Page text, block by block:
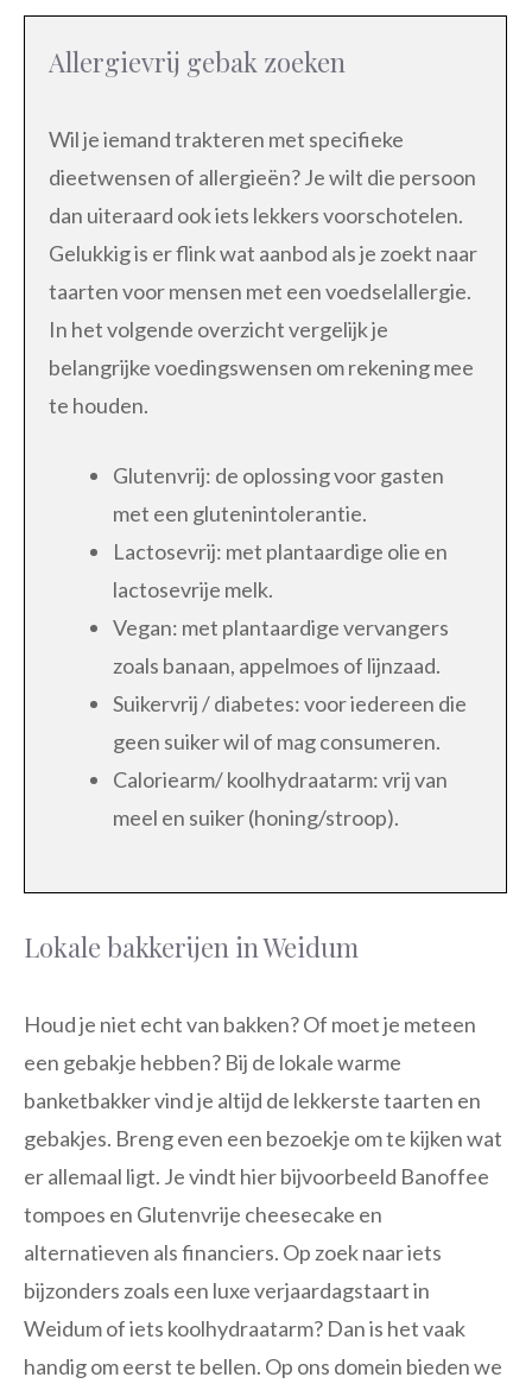
Allergievrij gebak zoeken
Wil je iemand trakteren met specifieke
dieetwensen of allergieën? Je wilt die persoon
dan uiteraard ook iets lekkers voorschotelen.
Gelukkig is er flink wat aanbod als je zoekt naar
taarten voor mensen met een voedselallergie.
In het volgende overzicht vergelijk je
belangrijke voedingswensen om rekening mee
te houden.
Glutenvrij: de oplossing voor gasten
met een glutenintolerantie.
Lactosevrij: met plantaardige olie en
lactosevrije melk.
Vegan: met plantaardige vervangers
zoals banaan, appelmoes of lijnzaad.
Suikervrij / diabetes: voor iedereen die
geen suiker wil of mag consumeren.
Caloriearm/ koolhydraatarm: vrij van
meel en suiker (honing/stroop).
Lokale bakkerijen in Weidum
Houd je niet echt van bakken? Of moet je meteen
een gebakje hebben? Bij de lokale warme
banketbakker vind je altijd de lekkerste taarten en
gebakjes. Breng even een bezoekje om te kijken wat
er allemaal ligt. Je vindt hier bijvoorbeeld Banoffee
tompoes en Glutenvrije cheesecake en
alternatieven als financiers. Op zoek naar iets
bijzonders zoals een luxe verjaardagstaart in
Weidum of iets koolhydraatarm? Dan is het vaak
handig om eerst te bellen. Op ons domein bieden we